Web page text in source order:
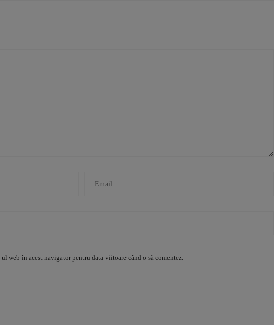
web în acest navigator pentru data viitoare când o să comentez.